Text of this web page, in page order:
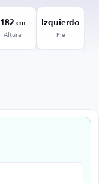
182 cm
Altura
Izquierdo
Pie